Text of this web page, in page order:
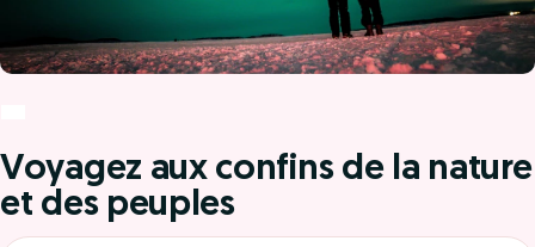
Voyagez aux confins de la nature
et des peuples